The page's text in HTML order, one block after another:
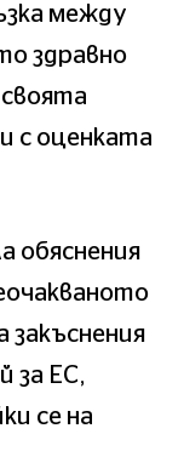
между
здравно
с оценката
обяснения
закъснения
за ЕС,
се на